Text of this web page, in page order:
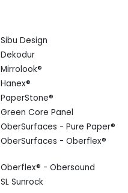
Sibu Design
Dekodur
Mirrolook®
Hanex®
PaperStone®
Green Core Panel
OberSurfaces - Pure Paper®
OberSurfaces - Oberflex®
Oberflex® - Obersound
SL Sunrock